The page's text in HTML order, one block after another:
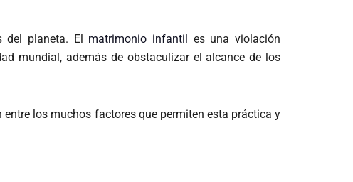
del planeta. El matrimonio infantil es una violación
mundial, además de obstaculizar el alcance de los
los muchos factores que permiten esta práctica y